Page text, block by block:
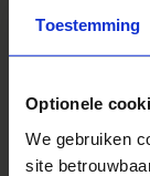
Toestemming
Optionele
We gebruiken
site
Reis- en
Veelgestelde
Reisthema's